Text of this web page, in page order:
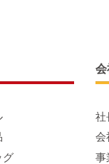
会
社
会
事